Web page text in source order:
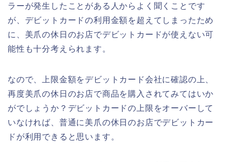
ラーが発生したことがある人からよく聞くことです
が、デビットカードの利用金額を超えてしまったため
に、美爪の休日のお店でデビットカードが使えない可
能性も十分考えられます。
なので、上限金額をデビットカード会社に確認の上、
再度美爪の休日のお店で商品を購入されてみてはいか
がでしょうか？デビットカードの上限をオーバーして
いなければ、普通に美爪の休日のお店でデビットカー
ドが利用できると思います。